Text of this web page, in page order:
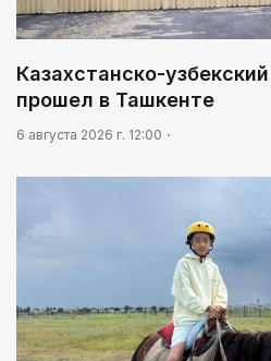
Казахстанско-
прошел в Ташкенте
6 августа 2026 г. 12:00